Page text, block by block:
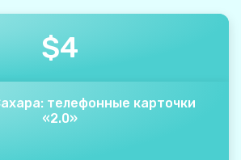
$4
телефонные карточки
«2.0»